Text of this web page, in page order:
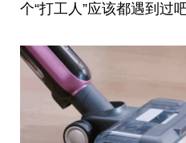
个“打工人”应该都遇到过吧